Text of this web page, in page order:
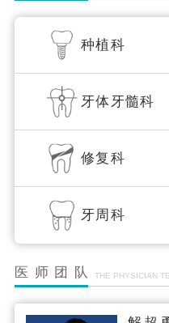
种植科
牙体牙髓科
修复科
牙周科
医师团队 THE PHYSICIAN